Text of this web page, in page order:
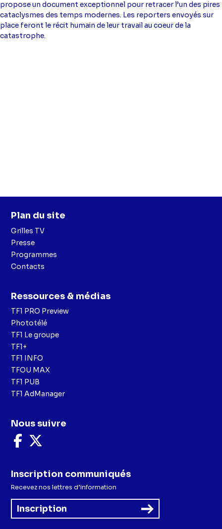
propose un document exceptionnel pour retracer l’un des pires
cataclysmes des temps modernes. Les reporters envoyés sur
place feront le récit humain de leur travail au coeur de la
catastrophe.
Plan du site
Grilles TV
Presse
Programmes
Contacts
Ressources & médias
TF1 PRO Preview
Phototélé
TF1 Le groupe
TF1+
TF1 INFO
TFOU MAX
TF1 PUB
TF1 AdManager
Nous suivre
Nous
suivre
Facebook
X
Inscription communiqués
Recevez nos lettres d’information
Inscription